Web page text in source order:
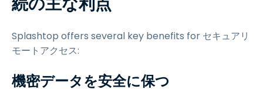
Splashtop offers several key benefits for セキュアリ
モートアクセス:
機密データを安全に保つ